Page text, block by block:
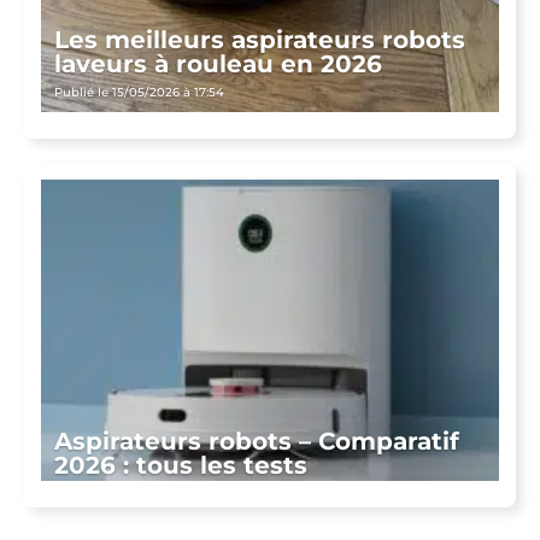
Les meilleurs aspirateurs robots
laveurs à rouleau en 2026
Publié le 15/05/2026 à 17:54
Aspirateurs robots – Comparatif
2026 : tous les tests